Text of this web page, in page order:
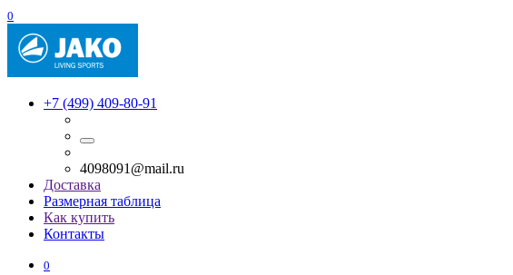
0
+7 (499) 409-80-91
4098091@mail.ru
Доставка
Размерная таблица
Как купить
Контакты
0